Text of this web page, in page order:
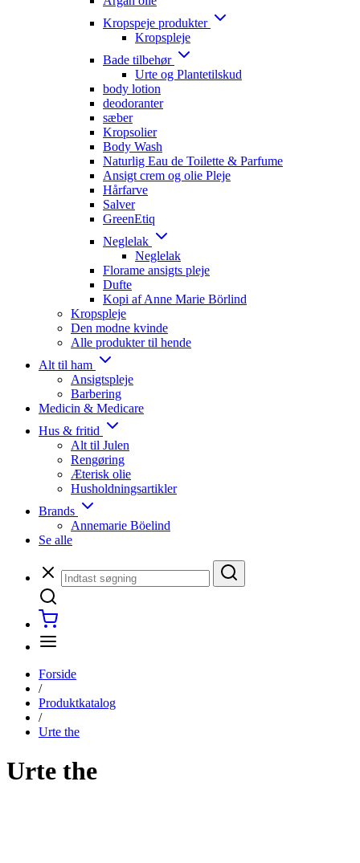
Kropspeje produkter
Kropspleje
Bade tilbehør
Urte og Plantetilskud
body lotion
deodoranter
sæber
Kropsolier
Body Wash
Naturlig Eau de Toilette & Parfume
Ansigt crem og olie Pleje
Hårfarve
Salver
GreenEtiq
Neglelak
Neglelak
Florame ansigts pleje
Dufte
Kopi af Anne Marie Börlind
Kropspleje
Den modne kvinde
Alle produkter til hende
Alt til ham
Ansigtspleje
Barbering
Medicin & Medicare
Hus & fritid
Alt til Julen
Rengøring
Æterisk olie
Husholdningsartikler
Brands
Annemarie Böelind
Se alle
Forside
/
Produktkatalog
/
Urte the
Urte the